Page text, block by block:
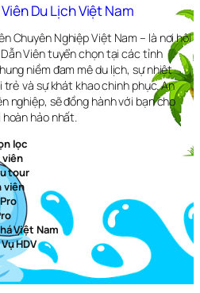
Du Lịch Việt Nam
Chuyên Nghiệp Việt Nam – là nơi hội
Viên tuyển chọn tại các tỉnh
niềm đam mê du lịch, sự nhiệt
và sự khát khao chinh phục. An
nghiệp, sẽ đồng hành với bạn cho
hảo nhất.
lọc
viên
tour
viên
Việt Nam
HDV